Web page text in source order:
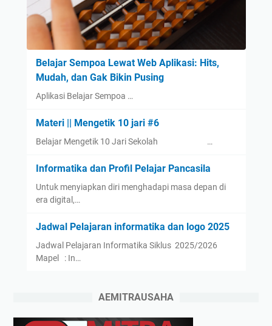
Belajar Sempoa Lewat Web Aplikasi: Hits,
Mudah, dan Gak Bikin Pusing
Aplikasi Belajar Sempoa …
Materi || Mengetik 10 jari #6
Belajar Mengetik 10 Jari Sekolah …
Informatika dan Profil Pelajar Pancasila
Untuk menyiapkan diri menghadapi masa depan di
era digital,…
Jadwal Pelajaran informatika dan logo 2025
Jadwal Pelajaran Informatika Siklus 2025/2026
Mapel : In…
AEMITRAUSAHA